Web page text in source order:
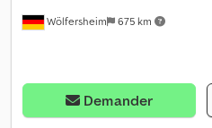
Wölfersheim 675 km
Demander